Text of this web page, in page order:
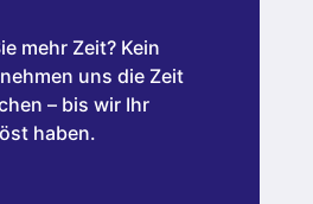
mehr Zeit? Kein
uns die Zeit
– bis wir Ihr
haben.